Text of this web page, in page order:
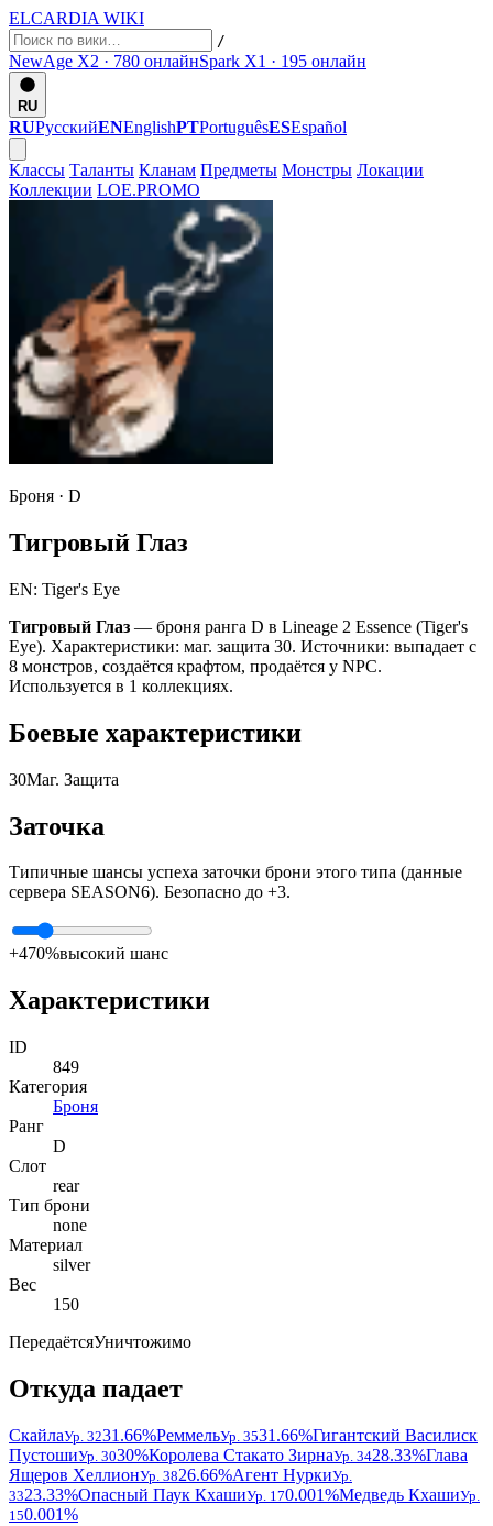
ELCARDIA WIKI
/
NewAge X2 · 780 онлайнSpark X1 · 195 онлайн
RU
RUРусскийENEnglishPTPortuguêsESEspañol
Классы Таланты Кланам Предметы Монстры Локации
Коллекции LOE.PROMO
Броня · D
Тигровый Глаз
EN: Tiger's Eye
Тигровый Глаз — броня ранга D в Lineage 2 Essence (Tiger's
Eye). Характеристики: маг. защита 30. Источники: выпадает с
8 монстров, создаётся крафтом, продаётся у NPC.
Используется в 1 коллекциях.
Боевые характеристики
30Маг. Защита
Заточка
Типичные шансы успеха заточки брони этого типа (данные
сервера SEASON6). Безопасно до +3.
+470%высокий шанс
Характеристики
ID
849
Категория
Броня
Ранг
D
Слот
rear
Тип брони
none
Материал
silver
Вес
150
ПередаётсяУничтожимо
Откуда падает
СкайлаУр. 3231.66%РеммельУр. 3531.66%Гигантский Василиск
ПустошиУр. 3030%Королева Стакато ЗирнаУр. 3428.33%Глава
Ящеров ХеллионУр. 3826.66%Агент НуркиУр.
3323.33%Опасный Паук КхашиУр. 170.001%Медведь КхашиУр.
150.001%